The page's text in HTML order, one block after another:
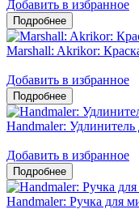
Добавить в избранное
Marshall: Akrikor:
Добавить в избранное
Handmaler: Удлинитель
Добавить в избранное
Handmaler: Ручка для